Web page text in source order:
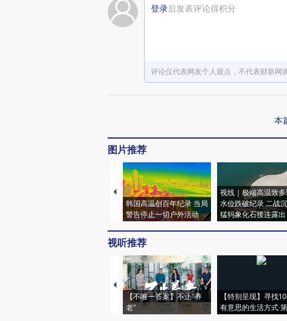
登录后发表评论得积分
评论仅代表网友个人观点，不代表财新网
本
图片推荐
韩国高温创百年纪录 当局
警告停止一切户外活动
视线｜极端高温致
水位跌破纪录 二战
猛犸象化石接连露出
视听推荐
【不唯一答案】不止“养
老”
【特别呈现】寻找
有意思的生活方式·